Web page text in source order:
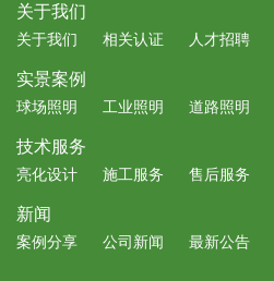
关于我们
关于我们 相关认证 人才招聘
实景案例
球场照明 工业照明 道路照明
技术服务
亮化设计 施工服务 售后服务
新闻
案例分享 公司新闻 最新公告